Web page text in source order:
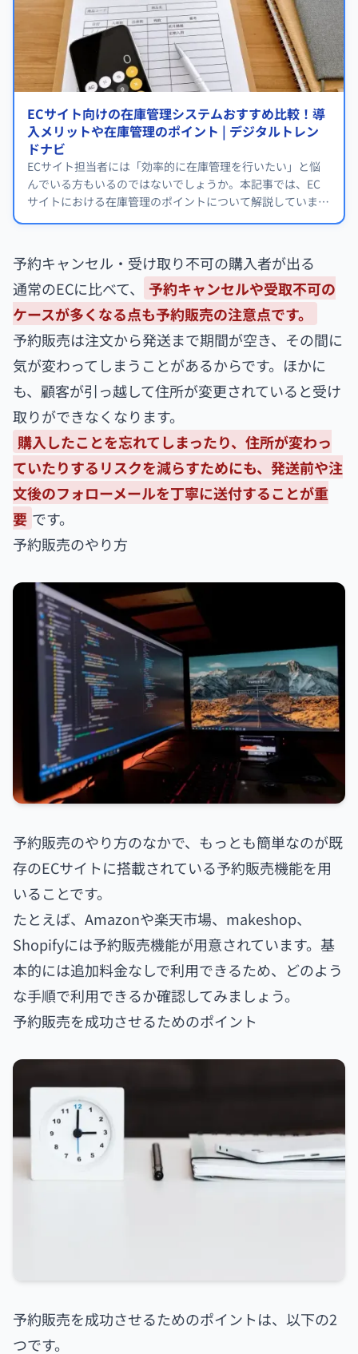
ECサイト向けの在庫管理システムおすすめ比較！導
入メリットや在庫管理のポイント | デジタルトレン
ドナビ
ECサイト担当者には「効率的に在庫管理を行いたい」と悩
んでいる方もいるのではないでしょうか。本記事では、EC
サイトにおける在庫管理のポイントについて解説していま
予約キャンセル・受け取り不可の購入者が出る
通常のECに比べて、
予約キャンセルや受取不可の
ケースが多くなる点も予約販売の注意点です。
予約販売は注文から発送まで期間が空き、その間に
気が変わってしまうことがあるからです。ほかに
も、顧客が引っ越して住所が変更されていると受け
取りができなくなります。
購入したことを忘れてしまったり、住所が変わっ
ていたりするリスクを減らすためにも、発送前や注
文後のフォローメールを丁寧に送付することが重
要 です。
予約販売のやり方
予約販売のやり方のなかで、もっとも簡単なのが既
存のECサイトに搭載されている予約販売機能を用
いることです。
たとえば、Amazonや楽天市場、makeshop、
Shopifyには予約販売機能が用意されています。基
本的には追加料金なしで利用できるため、どのよう
な手順で利用できるか確認してみましょう。
予約販売を成功させるためのポイント
予約販売を成功させるためのポイントは、以下の2
つです。